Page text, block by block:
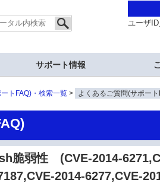
ユーザ
サポート情報
トFAQ)・検索一覧 よくあるご質問(サポート
脆弱性 (CVE-2014-
2014-6277,CVE-